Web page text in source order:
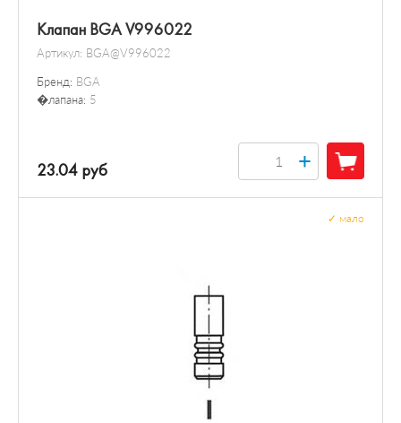
Клапан BGA V996022
Артикул: BGA@V996022
Бренд: BGA
�лапана: 5
23.04 руб +
мало